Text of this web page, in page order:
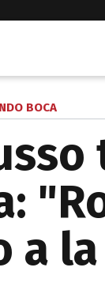
BOCA
a la